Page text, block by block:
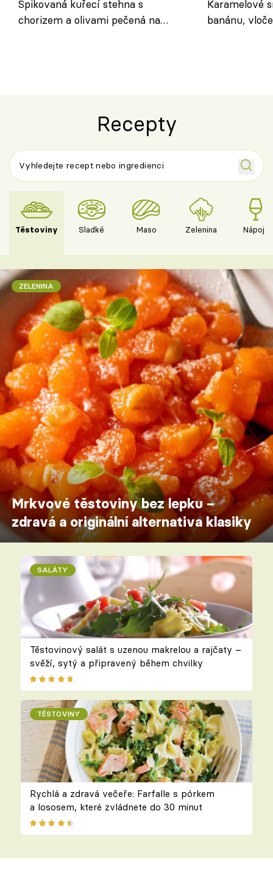
Špikovaná kuřecí stehna s
chorizem a olivami pečená na
Karamelové
banánu,
Recepty
Těstoviny Sladké Maso Zelenina Nápoje
ZELENINA
Mrkvové těstoviny bez lepku –
zdravá a originální alternativa klasiky
SALÁTY
Těstovinový salát s uzenou makrelou a rajčaty –
svěží, sytý a připravený během chvilky
TĚSTOVINY
Rychlá a zdravá večeře: Farfalle s pórkem
a lososem, které zvládnete do 30 minut